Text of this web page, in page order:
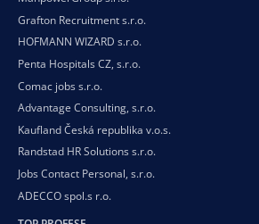
Grafton Recruitment s.r.o.
HOFMANN WIZARD s.r.o.
Penta Hospitals CZ, s.r.o.
Comac jobs s.r.o.
Advantage Consulting, s.r.o.
Kaufland Česká republika v.o.s.
Randstad HR Solutions s.r.o.
Jobs Contact Personal, s.r.o.
ADECCO spol.s r.o.